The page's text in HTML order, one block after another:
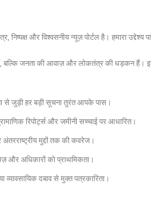
निष्पक्ष और विश्वसनीय न्यूज़ पोर्टल है। हमारा
बल्कि जनता की आवाज़ और लोकतंत्र की धड़कन हैं।
से जुड़ी हर बड़ी सूचना तुरंत आपके पास।
रिपोर्ट्स और जमीनी सच्चाई पर आधारित।
मुद्दों तक की कवरेज।
और अधिकारों को प्राथमिकता।
व्यावसायिक दबाव से मुक्त पत्रकारिता।